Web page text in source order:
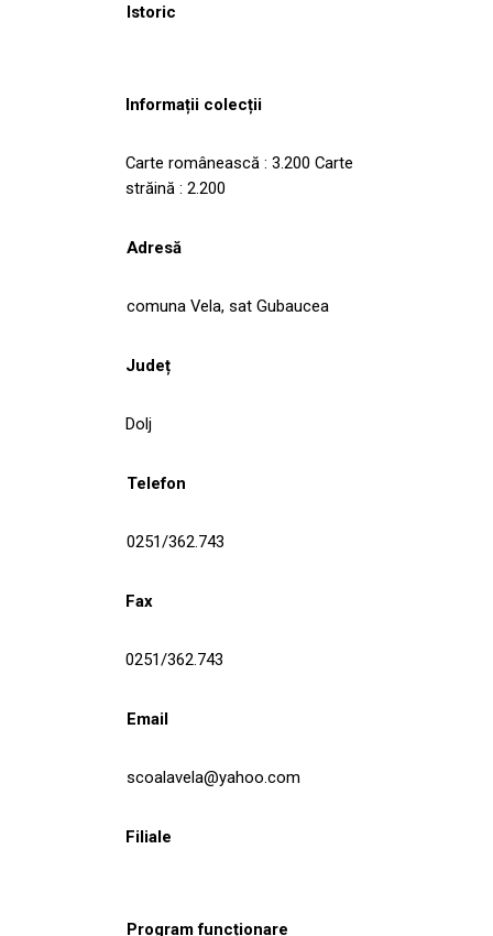
Istoric
Informații colecții
Carte românească : 3.200 Carte
străină : 2.200
Adresă
comuna Vela, sat Gubaucea
Județ
Dolj
Telefon
0251/362.743
Fax
0251/362.743
Email
scoalavela@yahoo.com
Filiale
Program funcționare